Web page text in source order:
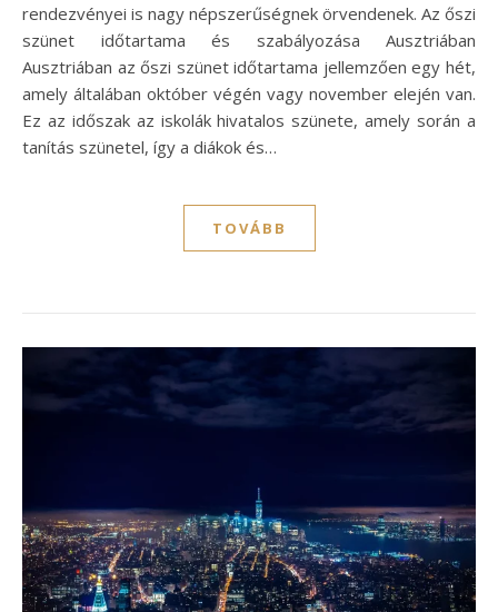
rendezvényei is nagy népszerűségnek örvendenek. Az őszi
szünet időtartama és szabályozása Ausztriában
Ausztriában az őszi szünet időtartama jellemzően egy hét,
amely általában október végén vagy november elején van.
Ez az időszak az iskolák hivatalos szünete, amely során a
tanítás szünetel, így a diákok és…
TOVÁBB